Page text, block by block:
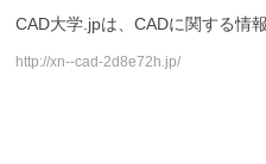
CAD大学.jpは、CADに関する情
http://xn--cad-2d8e72h.jp/